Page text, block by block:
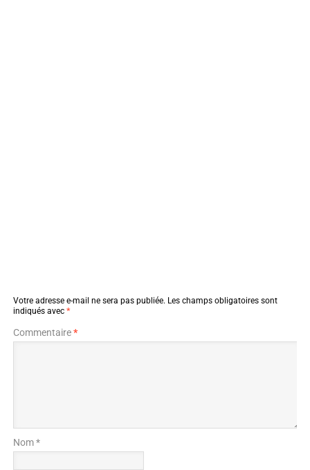
Votre adresse e-mail ne sera pas publiée. Les champs obligatoires sont
indiqués avec *
Commentaire*
Nom *